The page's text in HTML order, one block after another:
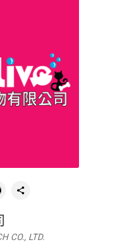
CO., LTD.